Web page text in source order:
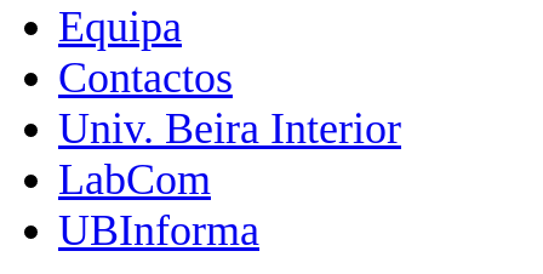
Equipa
Contactos
Univ. Beira Interior
LabCom
UBInforma